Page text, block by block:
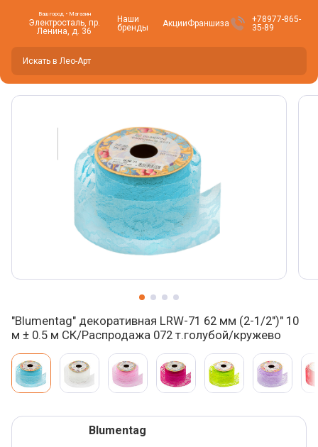
Ваш город • Магазин
Электросталь, пр.
Ленина, д. 36
Наши
бренды
АкцииФраншиза
+78977-865-
35-89
"Blumentag" декоративная LRW-71 62 мм (2-1/2")" 10
м ± 0.5 м СК/Распродажа 072 т.голубой/кружево
Варианты товара, краткая характеристика
Добавление в корзину
Blumentag
Фото товара